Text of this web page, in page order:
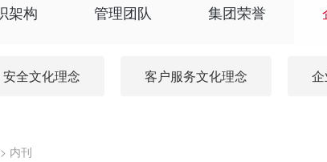
架构 管理团队 集团荣誉
安全文化理念 客户服务文化理念
> 内刊